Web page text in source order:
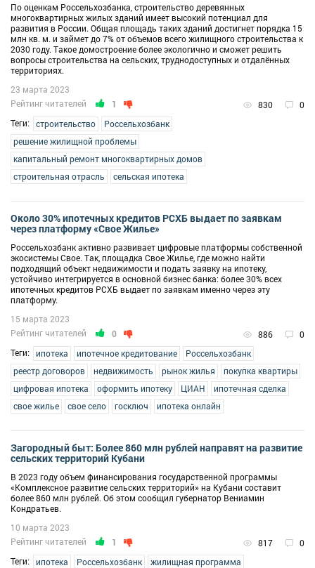
По оценкам Россельхозбанка, строительство деревянных
многоквартирных жилых зданий имеет высокий потенциал для
развития в России. Общая площадь таких зданий достигнет порядка 15
млн кв. м. и займет до 7% от объемов всего жилищного строительства к
2030 году. Такое домостроение более экологично и сможет решить
вопросы строительства на сельских, труднодоступных и отдалённых
территориях.
Рейтинг читателей 1 830 0
23 марта 2023
Теги: строительство
Россельхозбанк
решение жилищной проблемы
капитальный ремонт многоквартирных домов
строительная отрасль
сельская ипотека
Около 30% ипотечных кредитов РСХБ выдает по заявкам
через платформу «Свое Жилье»
Россельхозбанк активно развивает цифровые платформы собственной
экосистемы Свое. Так, площадка Свое Жилье, где можно найти
подходящий объект недвижимости и подать заявку на ипотеку,
устойчиво интегрируется в основной бизнес банка: более 30% всех
ипотечных кредитов РСХБ выдает по заявкам именно через эту
платформу.
Рейтинг читателей 0 886 0
15 марта 2023
Теги: ипотека ипотечное кредитование
Россельхозбанк
реестр договоров
недвижимость рынок жилья
покупка квартиры
цифровая ипотека
оформить ипотеку ЦИАН
ипотечная сделка
свое жилье
свое село госключ ипотека онлайн
Загородный быт: Более 860 млн рублей направят на развитие
сельских территорий Кубани
В 2023 году объем финансирования государственной программы
«Комплексное развитие сельских территорий» на Кубани составит
более 860 млн рублей. Об этом сообщил губернатор Вениамин
Кондратьев.
Рейтинг читателей 1 817 0
10 марта 2023
Теги: ипотека Россельхозбанк
жилищная программа